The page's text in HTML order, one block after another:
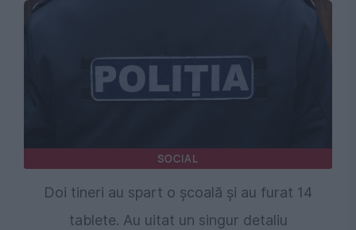
SOCIAL
Doi tineri au spart o școală și au furat 14
tablete. Au uitat un singur detaliu